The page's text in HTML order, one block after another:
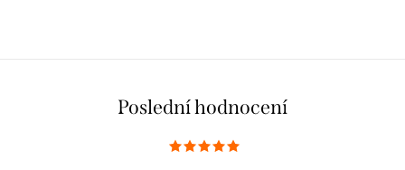
Poslední hodnocení